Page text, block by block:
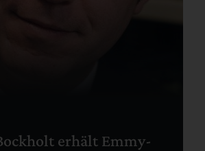
erhält Emmy-